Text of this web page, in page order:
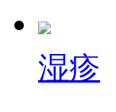
湿疹